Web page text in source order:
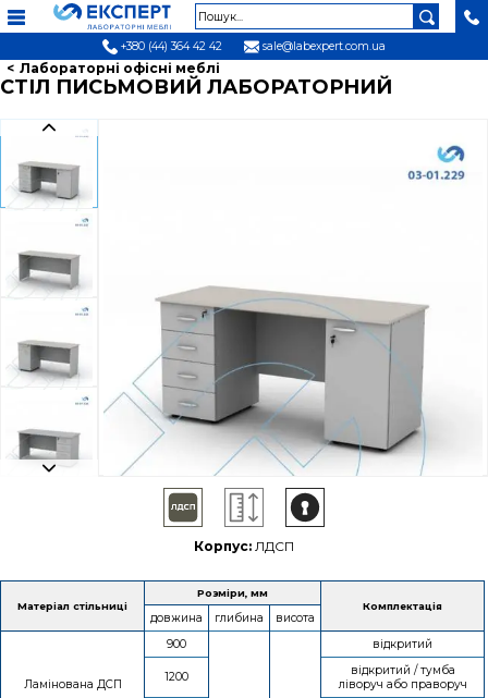
+380 (44) 364 42 42 sale@labexpert.com.ua
Лабораторні офісні меблі
СТІЛ ПИСЬМОВИЙ ЛАБОРАТОРНИЙ
Корпус: ЛДСП
Матеріал стільниці
Розміри, мм
Комплектація
довжина глибина висота
Ламінована ДСП
900 відкритий
1200
відкритий / тумба
ліворуч або праворуч